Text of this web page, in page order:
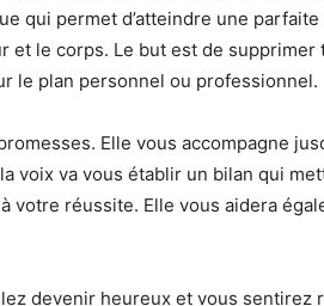
qui permet d’atteindre une
et le corps. Le but est de supprimer
le plan personnel ou professionnel.
Elle vous accompagne
voix va vous établir un bilan qui
votre réussite. Elle vous aidera
devenir heureux et vous sentirez